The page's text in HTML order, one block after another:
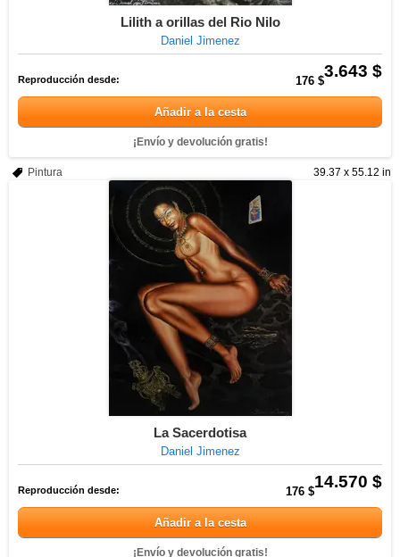
Lilith a orillas del Rio Nilo
Daniel Jimenez
3.643 $
Reproducción desde: 176 $
Añadir a la cesta
¡Envío y devolución gratis!
39.37 x 55.12 in
Pintura
La Sacerdotisa
Daniel Jimenez
14.570 $
Reproducción desde: 176 $
Añadir a la cesta
¡Envío y devolución gratis!